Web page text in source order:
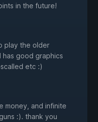
in the future!
play the older
has good graphics
etc :)
money, and infinite
:). thank you